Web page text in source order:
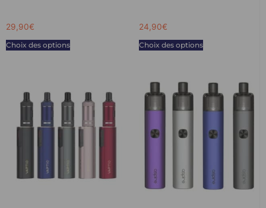
29,90€
Choix des options
24,90€
Choix des options